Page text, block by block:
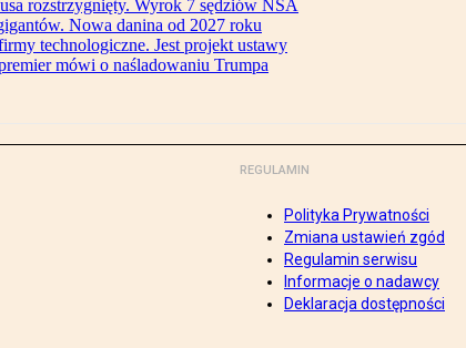
rozstrzygnięty. Wyrok 7 sędziów NSA
Nowa danina od 2027 roku
technologiczne. Jest projekt ustawy
mówi o naśladowaniu Trumpa
REGULAMIN
Polityka Prywatności
Zmiana ustawień zgód
Regulamin serwisu
Informacje o nadawcy
Deklaracja dostępności